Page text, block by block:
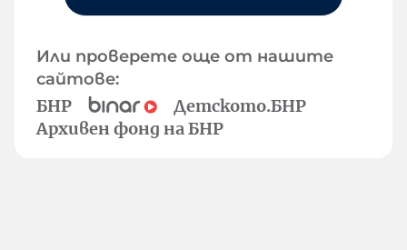
Или проверете още от нашите
сайтове:
БНР
Детското.БНР
Архивен фонд на БНР